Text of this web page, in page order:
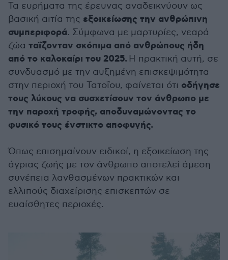
Τα ευρήματα της έρευνας αναδεικνύουν ως
βασική αιτία της εξοικείωσης την ανθρώπινη
συμπεριφορά. Σύμφωνα με μαρτυρίες, νεαρά
ζώα ταΐζονταν σκόπιμα από ανθρώπους ήδη
από το καλοκαίρι του 2025. Η πρακτική αυτή, σε
συνδυασμό με την αυξημένη επισκεψιμότητα
στην περιοχή του Τατοΐου, φαίνεται ότι οδήγησε
τους λύκους να συσχετίσουν τον άνθρωπο με
την παροχή τροφής, αποδυναμώνοντας το
φυσικό τους ένστικτο αποφυγής.
Όπως επισημαίνουν ειδικοί, η εξοικείωση της
άγριας ζωής με τον άνθρωπο αποτελεί άμεση
συνέπεια λανθασμένων πρακτικών και
ελλιπούς διαχείρισης επισκεπτών σε
ευαίσθητες περιοχές.